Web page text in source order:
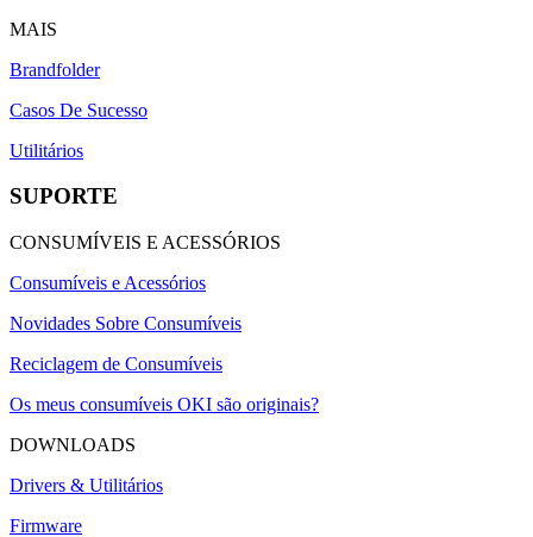
MAIS
Brandfolder
Casos De Sucesso
Utilitários
SUPORTE
CONSUMÍVEIS E ACESSÓRIOS
Consumíveis e Acessórios
Novidades Sobre Consumíveis
Reciclagem de Consumíveis
Os meus consumíveis OKI são originais?
DOWNLOADS
Drivers & Utilitários
Firmware